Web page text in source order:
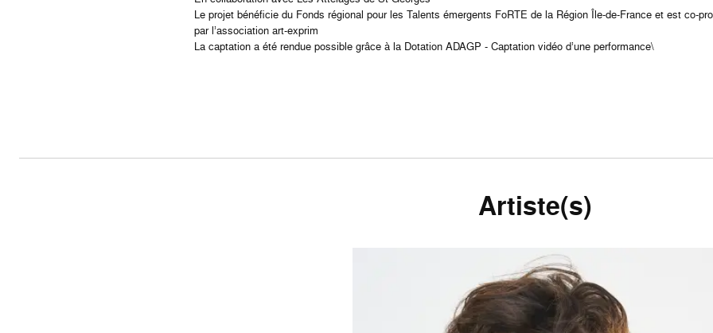
Le projet bénéficie du Fonds régional pour les Talents émergents FoRTE de la Région Île-de-France et est co-
par l’association art-exprim
La captation a été rendue possible grâce à la Dotation ADAGP - Captation vidéo d’une performance\
Artiste(s)